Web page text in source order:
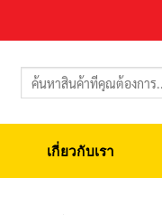
ค้นหา:
เกี่ยวกับเรา